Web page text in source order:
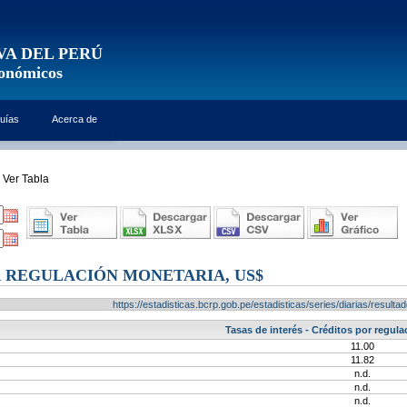
DEL PERÚ
Acerca de
Ver Tabla
REGULACIÓN MONETARIA, US$
https://estadisticas.bcrp.gob.pe/estadisticas/series/diarias/
Tasas de interés - Créditos por
11.00
11.82
n.d.
n.d.
n.d.